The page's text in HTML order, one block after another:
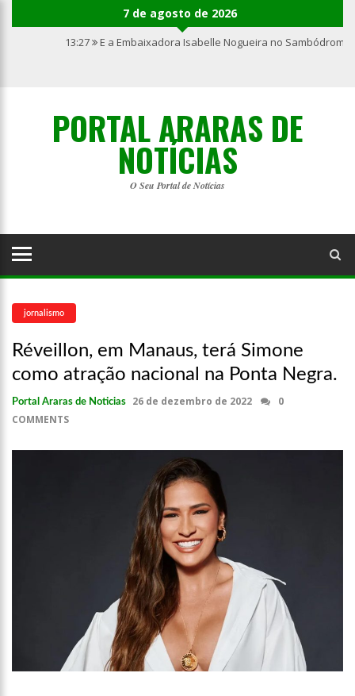
7 de agosto de 2026
13:27 E a Embaixadora Isabelle Nogueira no
PORTAL ARARAS DE
NOTÍCIAS
O Seu Portal de Notícias
jornalismo
Réveillon, em Manaus, terá Simone
como atração nacional na Ponta Negra.
Portal Araras de Noticias 26 de dezembro de 2022
0
COMMENTS